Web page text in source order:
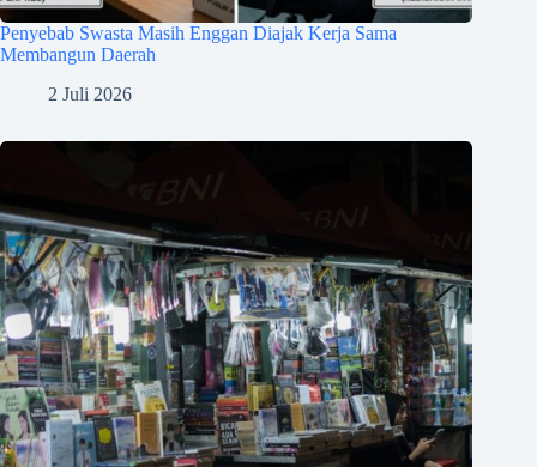
Penyebab Swasta Masih Enggan Diajak Kerja Sama
Membangun Daerah
2 Juli 2026